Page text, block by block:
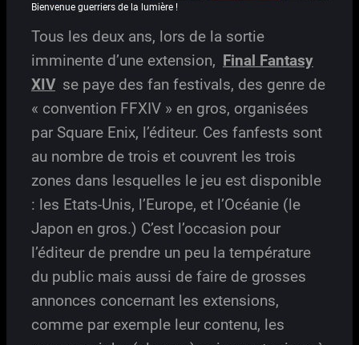
Bienvenue guerriers de la lumière !
Tous les deux ans, lors de la sortie
imminente d’une extension, Final Fantasy
XIV se paye des fan festivals, des genre de
« convention FFXIV » en gros, organisées
par Square Enix, l’éditeur. Ces fanfests sont
au nombre de trois et couvrent les trois
zones dans lesquelles le jeu est disponible
: les Etats-Unis, l’Europe, et l’Océanie (le
Japon en gros.) C’est l’occasion pour
l’éditeur de prendre un peu la température
du public mais aussi de faire de grosses
annonces concernant les extensions,
comme par exemple leur contenu, les